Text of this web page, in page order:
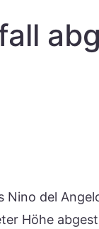
Nino del
Höhe